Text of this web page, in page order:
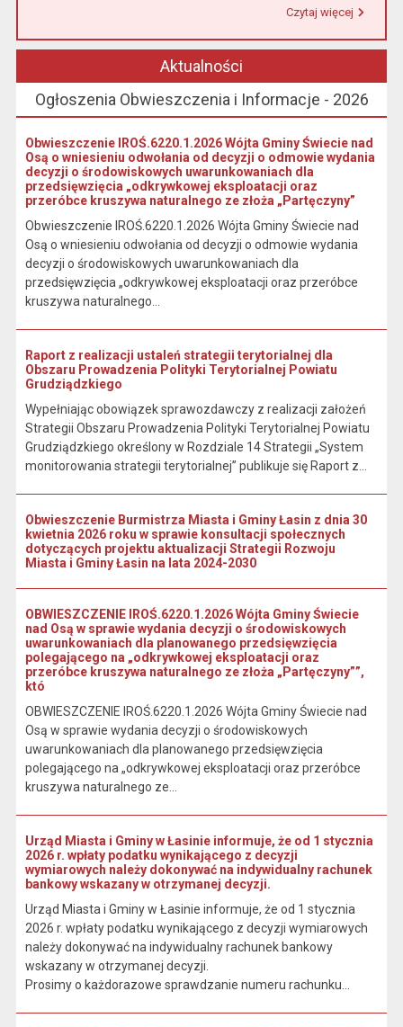
Czytaj więcej
Aktualności
Ogłoszenia Obwieszczenia i Informacje - 2026
Obwieszczenie IROŚ.6220.1.2026 Wójta Gminy Świecie nad
Osą o wniesieniu odwołania od decyzji o odmowie wydania
decyzji o środowiskowych uwarunkowaniach dla
przedsięwzięcia „odkrywkowej eksploatacji oraz
przeróbce kruszywa naturalnego ze złoża „Partęczyny”
Obwieszczenie IROŚ.6220.1.2026 Wójta Gminy Świecie nad
Osą o wniesieniu odwołania od decyzji o odmowie wydania
decyzji o środowiskowych uwarunkowaniach dla
przedsięwzięcia „odkrywkowej eksploatacji oraz przeróbce
kruszywa naturalnego...
Raport z realizacji ustaleń strategii terytorialnej dla
Obszaru Prowadzenia Polityki Terytorialnej Powiatu
Grudziądzkiego
Wypełniając obowiązek sprawozdawczy z realizacji założeń
Strategii Obszaru Prowadzenia Polityki Terytorialnej Powiatu
Grudziądzkiego określony w Rozdziale 14 Strategii „System
monitorowania strategii terytorialnej” publikuje się Raport z...
Obwieszczenie Burmistrza Miasta i Gminy Łasin z dnia 30
kwietnia 2026 roku w sprawie konsultacji społecznych
dotyczących projektu aktualizacji Strategii Rozwoju
Miasta i Gminy Łasin na lata 2024-2030
OBWIESZCZENIE IROŚ.6220.1.2026 Wójta Gminy Świecie
nad Osą w sprawie wydania decyzji o środowiskowych
uwarunkowaniach dla planowanego przedsięwzięcia
polegającego na „odkrywkowej eksploatacji oraz
przeróbce kruszywa naturalnego ze złoża „Partęczyny””,
któ
OBWIESZCZENIE IROŚ.6220.1.2026 Wójta Gminy Świecie nad
Osą w sprawie wydania decyzji o środowiskowych
uwarunkowaniach dla planowanego przedsięwzięcia
polegającego na „odkrywkowej eksploatacji oraz przeróbce
kruszywa naturalnego ze...
Urząd Miasta i Gminy w Łasinie informuje, że od 1 stycznia
2026 r. wpłaty podatku wynikającego z decyzji
wymiarowych należy dokonywać na indywidualny rachunek
bankowy wskazany w otrzymanej decyzji.
Urząd Miasta i Gminy w Łasinie informuje, że od 1 stycznia
2026 r. wpłaty podatku wynikającego z decyzji wymiarowych
należy dokonywać na indywidualny rachunek bankowy
wskazany w otrzymanej decyzji.
Prosimy o każdorazowe sprawdzanie numeru rachunku...